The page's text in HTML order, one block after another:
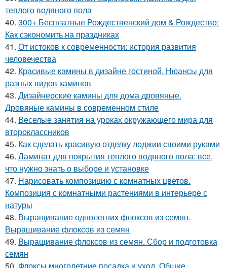
теплого водяного пола
40. 300+ Бесплатные Рождественский дом & Рождество:
Как сэкономить на праздниках
41. От истоков к современности: история развития
человечества
42. Красивые камины в дизайне гостиной. Нюансы для
разных видов каминов
43. Дизайнерские камины для дома дровяные.
Дровяные камины в современном стиле
44. Веселые занятия на уроках окружающего мира для
второклассников
45. Как сделать красивую отделку лоджии своими руками
46. Ламинат для покрытия теплого водяного пола: все,
что нужно знать о выборе и установке
47. Нарисовать композицию с комнатных цветов.
Композиция с комнатными растениями в интерьере с
натуры
48. Выращивание однолетних флоксов из семян.
Выращивание флоксов из семян
49. Выращивание флоксов из семян. Сбор и подготовка
семян